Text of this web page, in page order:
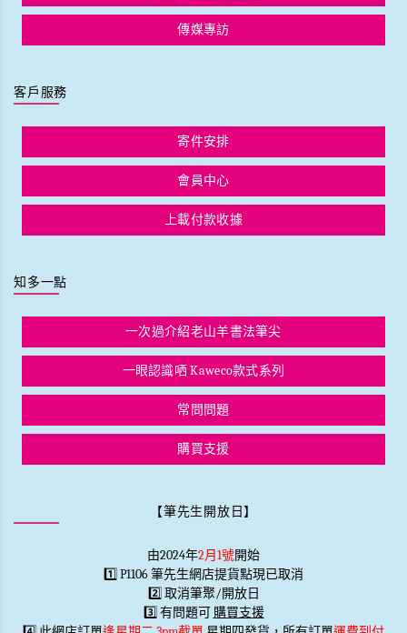
傳媒專訪
客戶服務
寄件安排
會員中心
上載付款收據
知多一點
一次過介紹老山羊書法筆尖
一眼認識哂 Kaweco款式系列
常問問題
購買支援
【筆先生開放日】
由2024年2月1號開始
1️⃣ P1106 筆先生網店提貨點現已取消
2️⃣ 取消筆聚/開放日
3️⃣ 有問題可 購買支援